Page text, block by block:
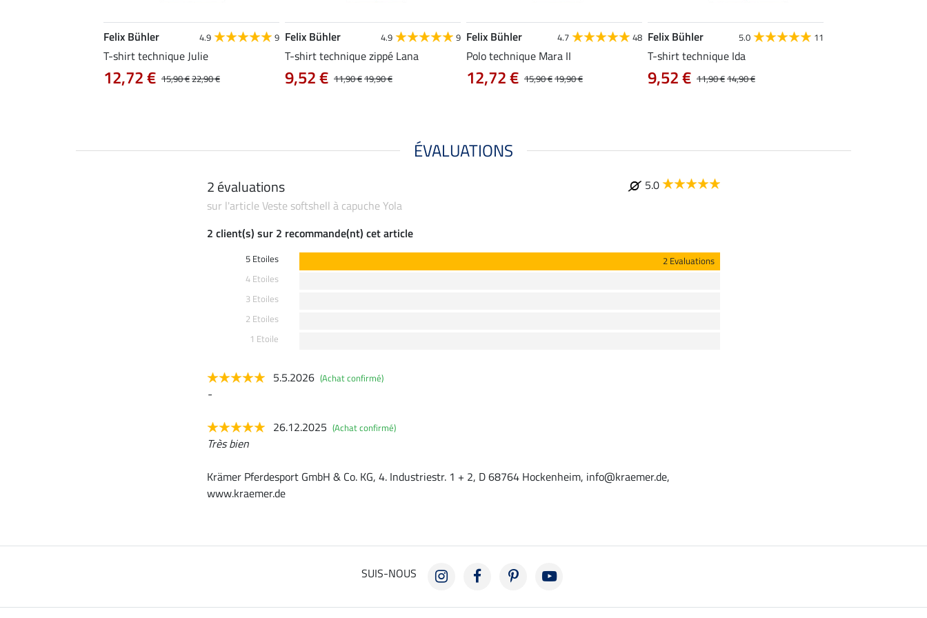
Felix Bühler 4.9 9
T-shirt technique Julie
15,90 €22,90 €
12,72 €
Felix Bühler 4.9 9
T-shirt technique zippé Lana
11,90 €19,90 €
9,52 €
Felix Bühler 4.7 48
Polo technique Mara II
15,90 €19,90 €
12,72 €
Felix Bühler 5.0 11
T-shirt technique Ida
11,90 €14,90 €
9,52 €
ÉVALUATIONS
2 évaluations
5.0
sur l'article Veste softshell à capuche Yola
2 client(s) sur 2 recommande(nt) cet article
5 Etoiles
2 Evaluations
4 Etoiles
3 Etoiles
2 Etoiles
1 Etoile
5.5.2026 (Achat confirmé)
-
26.12.2025 (Achat confirmé)
Très bien
Krämer Pferdesport GmbH & Co. KG, 4. Industriestr. 1 + 2, D 68764 Hockenheim, info@kraemer.de,
www.kraemer.de
SUIS-NOUS